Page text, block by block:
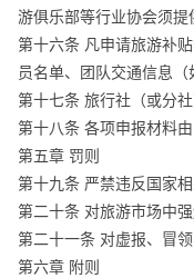
游俱乐部等行业协会须
第十六条 凡申请旅游补
员名单、团队交通信息
第十七条 旅行社（或分
第十八条 各项申报材料
第五章 罚则
第十九条 严禁违反国家
第二十条 对旅游市场中
第二十一条 对虚报、冒
第六章 附则